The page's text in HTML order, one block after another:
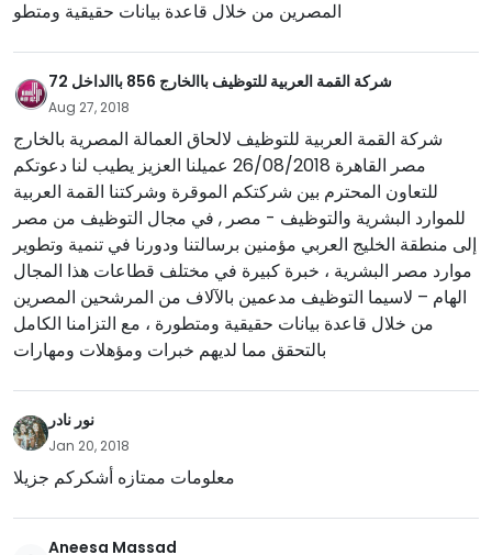
المصرين من خلال قاعدة بيانات حقيقية ومتطو
شركة القمة العربية للتوظيف باالخارج 856 باالداخل 72
Aug 27, 2018
شركة القمة العربية للتوظيف لالحاق العمالة المصرية بالخارج
مصر القاهرة 26/08/2018 عميلنا العزيز يطيب لنا دعوتكم
للتعاون المحترم بين شركتكم الموقرة وشركتنا القمة العربية
للموارد البشرية والتوظيف - مصر , في مجال التوظيف من مصر
إلى منطقة الخليج العربي مؤمنين برسالتنا ودورنا في تنمية وتطوير
موارد مصر البشرية ، خبرة كبيرة في مختلف قطاعات هذا المجال
الهام – لاسيما التوظيف مدعمين بالآلاف من المرشحين المصرين
من خلال قاعدة بيانات حقيقية ومتطورة ، مع التزامنا الكامل
بالتحقق مما لديهم خبرات ومؤهلات ومهارات
نور نادر
Jan 20, 2018
معلومات ممتازه أشكركم جزيلا
Aneesa Massad